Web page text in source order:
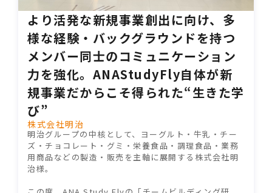
より活発な新規事業創出に向け、多
様な経験・バックグラウンドを持つ
メンバー同士のコミュニケーション
力を強化。ANAStudyFly自体が新
規事業だからこそ得られた“生きた学
び”
株式会社明治
明治グループの中核として、ヨーグルト・牛乳・チー
ズ・チョコレート・グミ・栄養食品・調理食品・業務
用商品などの製造・販売を主軸に展開する株式会社明
治様。